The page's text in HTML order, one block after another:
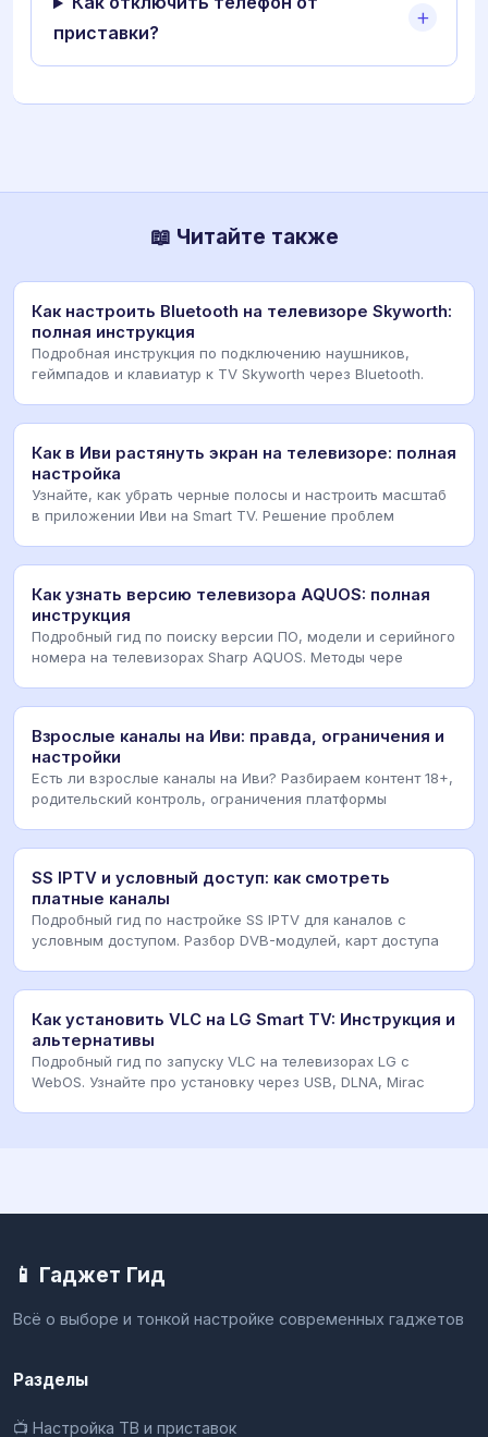
приставки?
📖 Читайте также
Как настроить Bluetooth на телевизоре Skyworth:
полная инструкция
Подробная инструкция по подключению наушников,
геймпадов и клавиатур к TV Skyworth через Bluetooth.
Как в Иви растянуть экран на телевизоре: полная
настройка
Узнайте, как убрать черные полосы и настроить масштаб
в приложении Иви на Smart TV. Решение проблем
Как узнать версию телевизора AQUOS: полная
инструкция
Подробный гид по поиску версии ПО, модели и серийного
номера на телевизорах Sharp AQUOS. Методы чере
Взрослые каналы на Иви: правда, ограничения и
настройки
Есть ли взрослые каналы на Иви? Разбираем контент 18+,
родительский контроль, ограничения платформы
SS IPTV и условный доступ: как смотреть
платные каналы
Подробный гид по настройке SS IPTV для каналов с
условным доступом. Разбор DVB-модулей, карт доступа
Как установить VLC на LG Smart TV: Инструкция и
альтернативы
Подробный гид по запуску VLC на телевизорах LG с
WebOS. Узнайте про установку через USB, DLNA, Mirac
📱 Гаджет Гид
Всё о выборе и тонкой настройке современных гаджетов
Разделы
📺 Настройка ТВ и приставок